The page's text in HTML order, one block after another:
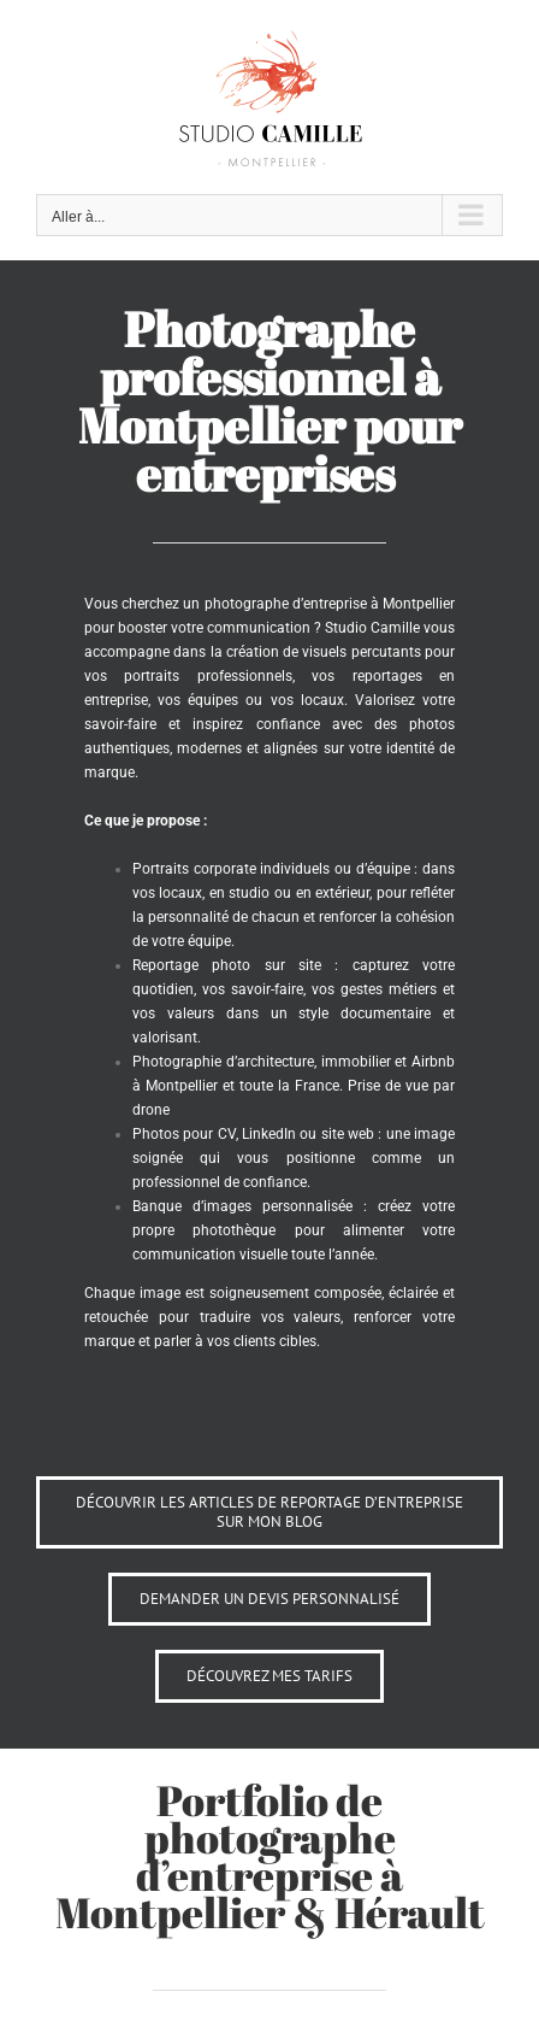
Aller à...
Photographe
professionnel à
Montpellier pour
entreprises
Vous cherchez un photographe d’entreprise à Montpellier
pour booster votre communication ? Studio Camille vous
accompagne dans la création de visuels percutants pour
vos portraits professionnels, vos reportages en
entreprise, vos équipes ou vos locaux. Valorisez votre
savoir-faire et inspirez confiance avec des photos
authentiques, modernes et alignées sur votre identité de
marque.
Ce que je propose :
Portraits corporate individuels ou d’équipe : dans
vos locaux, en studio ou en extérieur, pour refléter
la personnalité de chacun et renforcer la cohésion
de votre équipe.
Reportage photo sur site : capturez votre
quotidien, vos savoir-faire, vos gestes métiers et
vos valeurs dans un style documentaire et
valorisant.
Photographie d’architecture, immobilier et Airbnb
à Montpellier et toute la France. Prise de vue par
drone
Photos pour CV, LinkedIn ou site web : une image
soignée qui vous positionne comme un
professionnel de confiance.
Banque d’images personnalisée : créez votre
propre photothèque pour alimenter votre
communication visuelle toute l’année.
Chaque image est soigneusement composée, éclairée et
retouchée pour traduire vos valeurs, renforcer votre
marque et parler à vos clients cibles.
DÉCOUVRIR LES ARTICLES DE REPORTAGE D’ENTREPRISE
SUR MON BLOG
DEMANDER UN DEVIS PERSONNALISÉ
DÉCOUVREZ MES TARIFS
Portfolio de
photographe
d’entreprise à
Montpellier & Hérault